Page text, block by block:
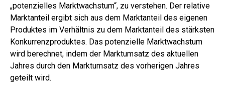
„potenzielles Marktwachstum“, zu verstehen. Der relative
Marktanteil ergibt sich aus dem Marktanteil des eigenen
Produktes im Verhältnis zu dem Marktanteil des stärksten
Konkurrenzproduktes. Das potenzielle Marktwachstum
wird berechnet, indem der Marktumsatz des aktuellen
Jahres durch den Marktumsatz des vorherigen Jahres
geteilt wird.